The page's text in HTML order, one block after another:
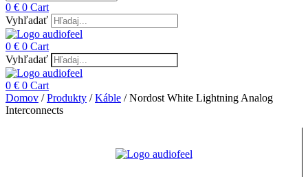
0 € 0 Cart
Vyhľadať
0 € 0 Cart
Vyhľadať
0 € 0 Cart
Domov /Produkty /Káble / Nordost White Lightning Analog
Interconnects